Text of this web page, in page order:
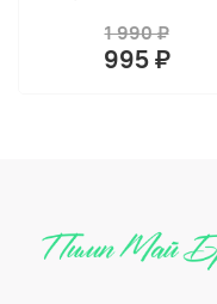
1 990 ₽
995 ₽